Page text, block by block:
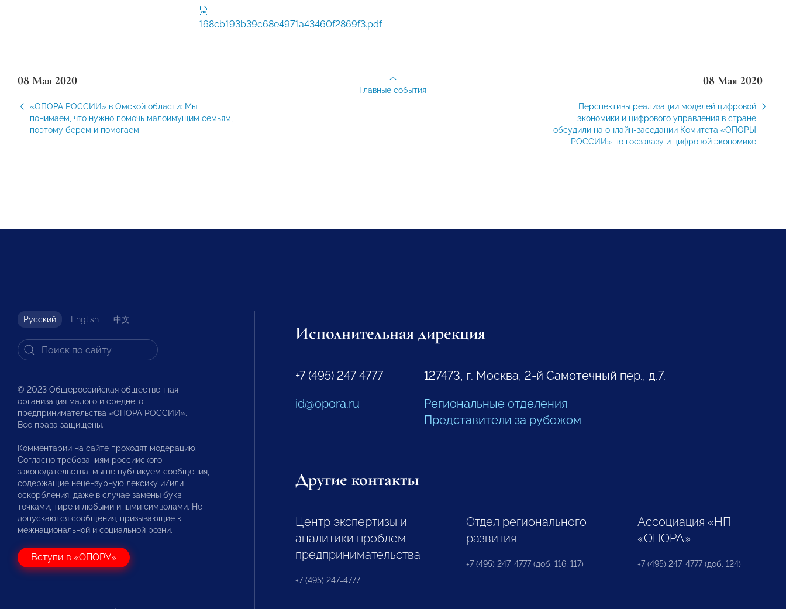
168cb193b39c68e4971a43460f2869f3.pdf
08 Мая 2020
«ОПОРА РОССИИ» в Омской области: Мы
понимаем, что нужно помочь малоимущим семьям,
поэтому берем и помогаем
08 Мая 2020
Перспективы реализации моделей цифровой
экономики и цифрового управления в стране
обсудили на онлайн-заседании Комитета «ОПОРЫ
РОССИИ» по госзаказу и цифровой экономике
Главные события
Русский English 中文
© 2023 Общероссийская общественная
организация малого и среднего
предпринимательства «ОПОРА РОССИИ».
Все права защищены.
Комментарии на сайте проходят модерацию.
Согласно требованиям российского
законодательства, мы не публикуем сообщения,
содержащие нецензурную лексику и/или
оскорбления, даже в случае замены букв
точками, тире и любыми иными символами. Не
допускаются сообщения, призывающие к
межнациональной и социальной розни.
Вступи в «ОПОРУ»
Исполнительная дирекция
+7 (495) 247 4777
id@opora.ru
127473, г. Москва, 2-й Самотечный пер., д.7.
Региональные отделения
Представители за рубежом
Другие контакты
Центр экспертизы и
аналитики проблем
предпринимательства
+7 (495) 247-4777
Отдел регионального
развития
+7 (495) 247-4777 (доб. 116, 117)
Ассоциация «НП
«ОПОРА»
+7 (495) 247-4777 (доб. 124)